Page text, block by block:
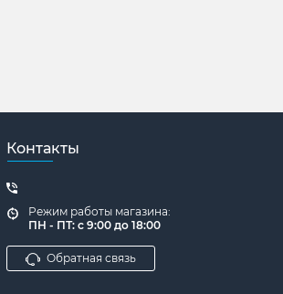
Контакты
Режим работы магазина:
ПН - ПТ: с 9:00 до 18:00
Обратная связь